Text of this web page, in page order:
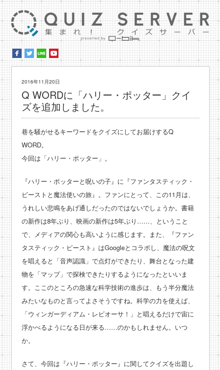
2016年11月20日
Q WORDに「ハリー・ポッター」クイ
ズを追加しました。
巷を騒がせるキーワードをクイズにしてお届けするQ
WORD。
今回は「ハリー・ポッター」。
『ハリー・ポッターと呪いの子』に『ファンタスティック・
ビーストと魔法使いの旅』。ファンにとって、この11月は、
うれしい悲鳴をあげ通しだったのではないでしょうか。書籍
の新作は8年ぶり、映画の新作は5年ぶり……、ということ
で、メディアの関心も高いように感じます。また、『ファン
タスティック・ビースト』はGoogleとコラボし、魔法の呪文
を唱えると「音声認識」で点灯ができたり、舞台となった建
物を「マップ」で探検できたりするようになったといいま
す。ここのところの急速な科学技術の進歩は、もう半分魔法
みたいなものと言ってよさそうですね。科学の力を使えば、
「ウィンガーディアム・レビオーサ！」と唱えるだけで宙に
浮かべるようになる日が来る……のかもしれません。いつ
か。
さて、今回は『ハリー・ポッター』に関してクイズを出題し